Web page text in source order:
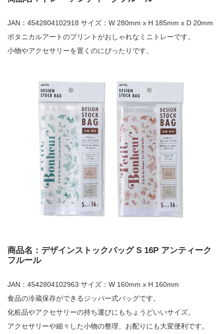
JAN：4542804102918 サイズ：W 280mm x H 185mm x D 20mm
ボタニカルアートのプリントがおしゃれなミニトレーです。
小物やアクセサリーを置くのにぴったりです。
商品名：デザインストックバッグ S 16P アンティーク
フルール
JAN：4542804102963 サイズ：W 160mm x H 160mm
食品の冷蔵保存ができるジッパー式バッグです。
化粧品やアクセサリーの持ち運びにもちょうどいいサイズ。
アクセサリーや細々した小物の整理、お配りにも大変便利です。